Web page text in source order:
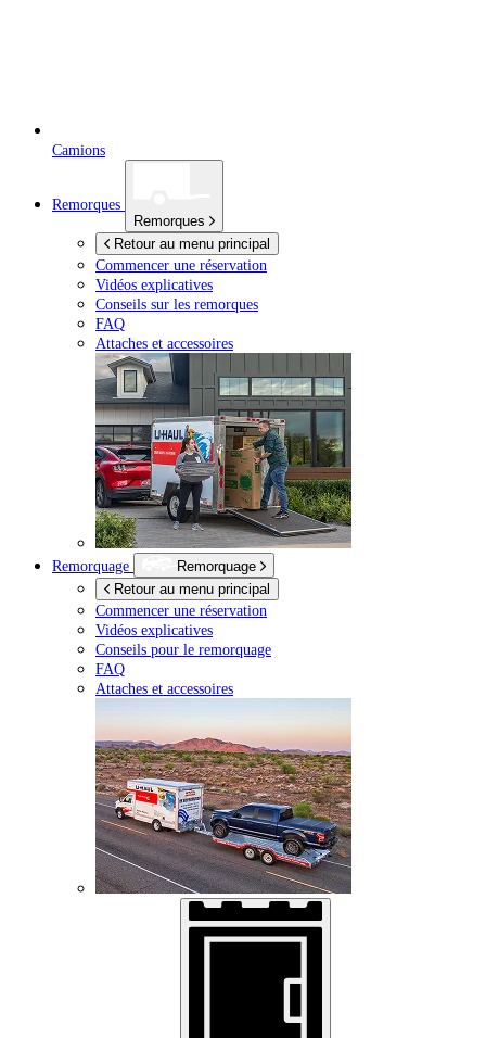
Camions
Remorques
Remorques
Retour au menu principal
Commencer une réservation
Vidéos explicatives
Conseils sur les remorques
FAQ
Attaches et accessoires
Remorquage
Remorquage
Retour au menu principal
Commencer une réservation
Vidéos explicatives
Conseils pour le remorquage
FAQ
Attaches et accessoires